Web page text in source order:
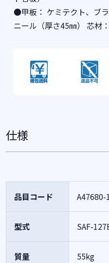
●甲板： ケミテクト、ブ
ニール（厚さ45㎜） 芯材
仕様
品目コード A47680-
型式 SAF-
質量 55kg